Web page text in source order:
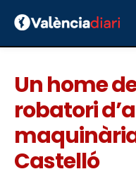
Un home
robatori
Castelló